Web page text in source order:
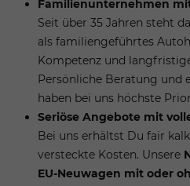
Familienunternehmen
Seit über 35 Jahren steht
als familiengeführtes
Kompetenz und
Persönliche Beratung und
haben bei uns höchste
Seriöse Angebote mit
Bei uns erhältst Du fair
versteckte Kosten. Unsere
EU-Neuwagen mit oder